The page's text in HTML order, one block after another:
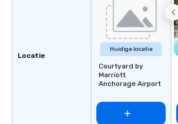
Locatie
Huidige locatie
Courtyard by
Marriott
Anchorage Airport